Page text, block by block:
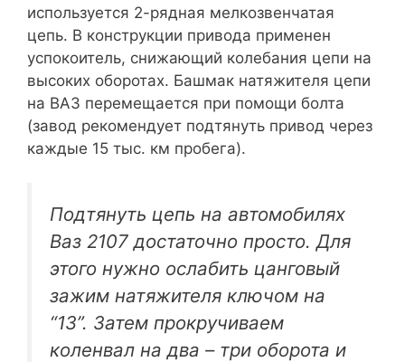
используется 2-рядная мелкозвенчатая
цепь. В конструкции привода применен
успокоитель, снижающий колебания цепи на
высоких оборотах. Башмак натяжителя цепи
на ВАЗ перемещается при помощи болта
(завод рекомендует подтянуть привод через
каждые 15 тыс. км пробега).
Подтянуть цепь на автомобилях
Ваз 2107 достаточно просто. Для
этого нужно ослабить цанговый
зажим натяжителя ключом на
“13”. Затем прокручиваем
коленвал на два – три оборота и